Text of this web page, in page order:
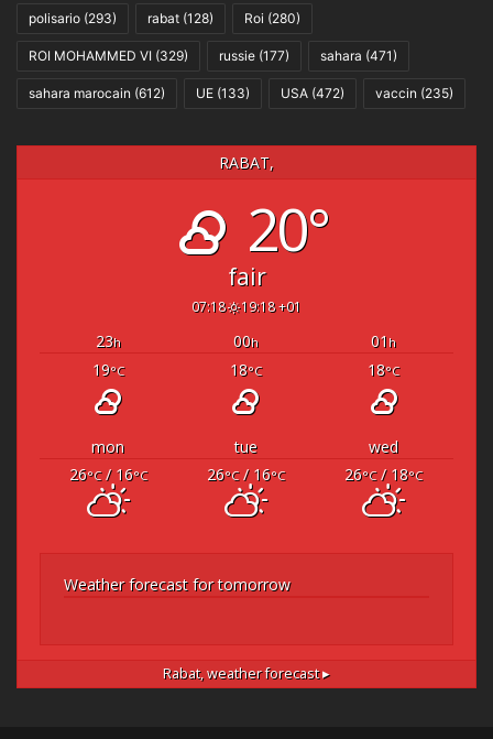
polisario (293) rabat (128) Roi (280)
ROI MOHAMMED VI (329) russie (177) sahara (471)
sahara marocain (612) UE (133) USA (472) vaccin (235)
RABAT,
20°
fair
07:18 19:18 +01
23h 00h 01 h
19°C 18°C 18°C
mon tue
wed
26°C/ 16°C 26°C/ 16°C 26°C/ 18°C
Weather forecast for tomorrow
Rabat,weather forecast ▸